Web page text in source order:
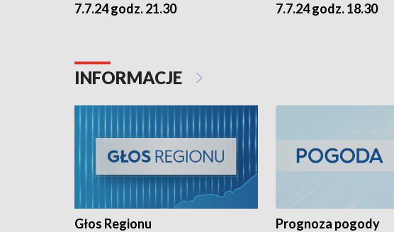
7.7.24 godz. 21.30 7.7.24 godz. 18.30
INFORMACJE
Głos Regionu Prognoza pogody